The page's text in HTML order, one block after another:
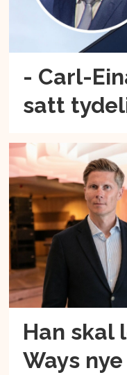
- Carl-
satt
Han skal
Ways